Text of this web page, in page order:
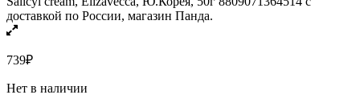
739₽
Нет в наличии